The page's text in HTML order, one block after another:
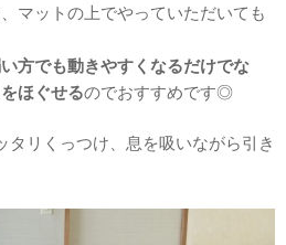
マットの上でやっていただいても
方でも動きやすくなるだけでな
ほぐせるのでおすすめです◎
タリくっつけ、息を吸いながら引き